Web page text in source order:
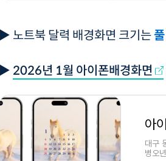
▶ 노트북 달력 배경화면 크기는
▶ 2026년 1월 아이폰배경화면
대구
병오